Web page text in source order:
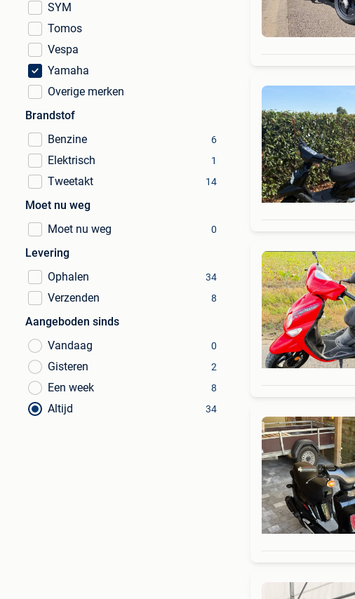
SYM
Tomos
Vespa
Yamaha
Overige merken
Brandstof
Benzine
6
Elektrisch 1
Tweetakt 14
Moet nu weg
Moet nu weg
0
Levering
Ophalen
34
Verzenden 8
Aangeboden sinds
Vandaag
0
Gisteren 2
Een week 8
Altijd 34